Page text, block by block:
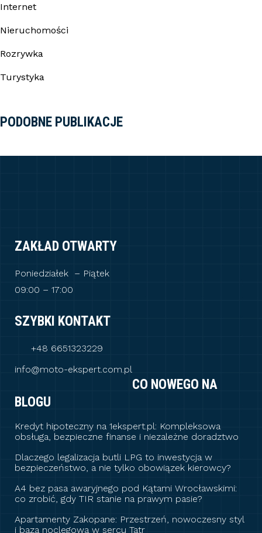
Internet
Nieruchomości
Rozrywka
Turystyka
PODOBNE PUBLIKACJE
ZAKŁAD OTWARTY
Poniedziałek – Piątek
09:00 – 17:00
SZYBKI KONTAKT
+48 6651323229
info@moto-ekspert.com.pl
CO NOWEGO NA
BLOGU
Kredyt hipoteczny na 1ekspert.pl: Kompleksowa
obsługa, bezpieczne finanse i niezależne doradztwo
Dlaczego legalizacja butli LPG to inwestycja w
bezpieczeństwo, a nie tylko obowiązek kierowcy?
A4 bez pasa awaryjnego pod Kątami Wrocławskimi:
co zrobić, gdy TIR stanie na prawym pasie?
Apartamenty Zakopane: Przestrzeń, nowoczesny styl
i baza noclegowa w sercu Tatr